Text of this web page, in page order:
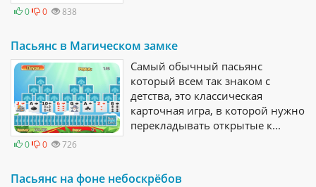
0 0 838
Пасьянс в Магическом замке
0 0 726
Самый обычный пасьянс
который всем так знаком с
детства, это классическая
карточная игра, в которой нужно
перекладывать открытые к...
Пасьянс на фоне небоскрёбов